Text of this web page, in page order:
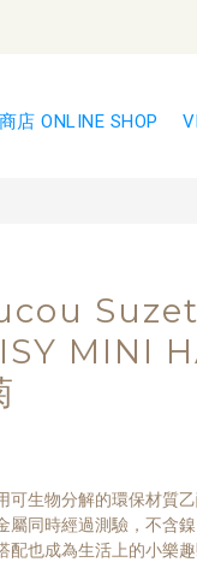
店 ONLINE SHOP
MINI
可生物分解的環保材質
屬同時經過測驗，不含鎳
配也成為生活上的小樂趣!